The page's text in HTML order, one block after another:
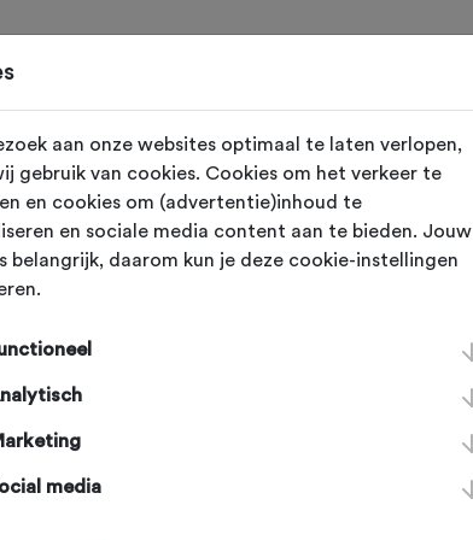
Toerclub
is gezellig toerfiets club uit
en
aan onze websites optimaal te laten verlopen,
gebruik van cookies. Cookies om het verkeer te
en cookies om (advertentie)inhoud te
en sociale media content aan te bieden. Jouw
belangrijk, daarom kun je deze cookie-instellingen
media